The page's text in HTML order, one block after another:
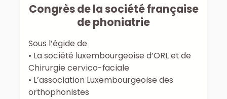
Congrès de la société française
de phoniatrie
Sous l’égide de
• La société luxembourgeoise d’ORL et de
Chirurgie cervico-faciale
• L’association Luxembourgeoise des
orthophonistes